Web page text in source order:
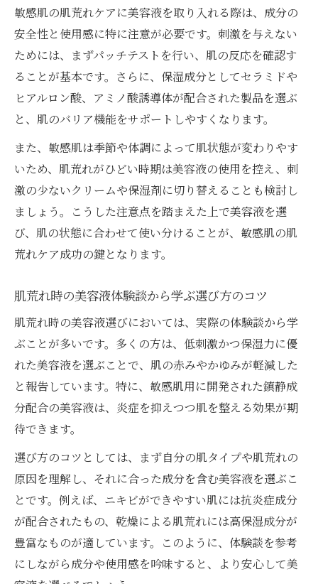
敏感肌の肌荒れケアに美容液を取り入れる際は、成分の
安全性と使用感に特に注意が必要です。刺激を与えない
ためには、まずパッチテストを行い、肌の反応を確認す
ることが基本です。さらに、保湿成分としてセラミドや
ヒアルロン酸、アミノ酸誘導体が配合された製品を選ぶ
と、肌のバリア機能をサポートしやすくなります。
また、敏感肌は季節や体調によって肌状態が変わりやす
いため、肌荒れがひどい時期は美容液の使用を控え、刺
激の少ないクリームや保湿剤に切り替えることも検討し
ましょう。こうした注意点を踏まえた上で美容液を選
び、肌の状態に合わせて使い分けることが、敏感肌の肌
荒れケア成功の鍵となります。
肌荒れ時の美容液体験談から学ぶ選び方のコツ
肌荒れ時の美容液選びにおいては、実際の体験談から学
ぶことが多いです。多くの方は、低刺激かつ保湿力に優
れた美容液を選ぶことで、肌の赤みやかゆみが軽減した
と報告しています。特に、敏感肌用に開発された鎮静成
分配合の美容液は、炎症を抑えつつ肌を整える効果が期
待できます。
選び方のコツとしては、まず自分の肌タイプや肌荒れの
原因を理解し、それに合った成分を含む美容液を選ぶこ
とです。例えば、ニキビができやすい肌には抗炎症成分
が配合されたもの、乾燥による肌荒れには高保湿成分が
豊富なものが適しています。このように、体験談を参考
にしながら成分や使用感を吟味すると、より安心して美